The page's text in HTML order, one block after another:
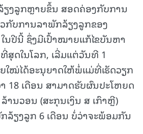
ງລູກຫຼາຍຂຶ້ນ ສອດຄ່ອງກັບການ
ກັບການລາພັກລ້ຽງລູກຂອງ
ນປີນີ້ ຊຶ່ງມີເປົ້າໝາຍແກ້ໄຂບັນຫາ
ດໃນໂລກ, ເລີ່ມແຕ່ວັນທີ 1
ໝ່ໄດ້ອະນຸຍາດໃຫ້ພໍ່ແມ່ທີ່ເຮັດວຽກ
18 ເດືອນ ສາມາດຮັບຜົນປະໂຫຍດ
ານວອນ (ສະກຸນເງິນ ສ ເກົາຫຼີ)
ລ້ຽງລູກ 6 ເດືອນ ບໍ່ວ່າຈະພ້ອມກັນ